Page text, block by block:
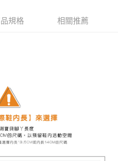
付 」之結帳頁面顯示為準，若有關於
供之「AFTEE先享後付」服務完成之交
人資料，並將交易相關給付款項請求債
以下網址：
代理人或監護人之同意方可使用
辦者引起之損失，本公司不負相關責
額度不足之情形，本公司將視審查結果
)免運費
規格 相關推薦